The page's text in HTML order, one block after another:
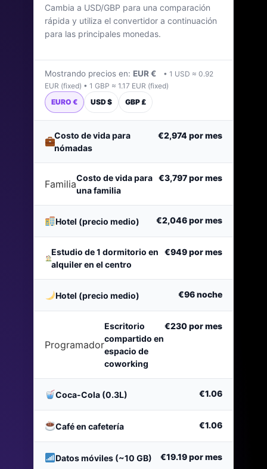
Última actualización: abril de 2026
Cambia a USD/GBP para una comparación
rápida y utiliza el convertidor a continuación
para las principales monedas.
Mostrando precios en: EUR €
• 1 USD ≈ 0.92
EUR (fixed) • 1 GBP ≈ 1.17 EUR (fixed)
EURO €
USD $ GBP £
Costo de vida para
nómadas
€2,974por mes
Familia
Costo de vida para
una familia
€3,797por mes
Hotel (precio medio) €2,046por mes
Estudio de 1 dormitorio en
alquiler en el centro
€949por mes
Hotel (precio medio) €96noche
Programador
Escritorio
compartido en
espacio de
coworking
€230por mes
Coca-Cola (0.3L) €1.06
Café en cafetería €1.06
Datos móviles (~10 GB) €19.19por mes